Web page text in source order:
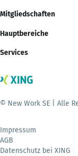
Mitgliedschaften
Hauptbereiche
Services
© New Work SE | Alle
Impressum
AGB
Datenschutz bei XING